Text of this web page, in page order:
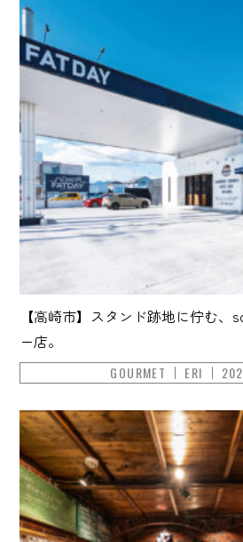
【高崎市】スタンド跡地に佇む、
ー店。
GOURMET ERI